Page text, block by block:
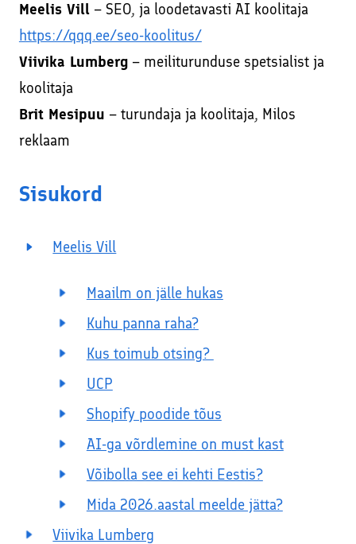
Meelis Vill– SEO, ja loodetavasti AI koolitaja
https://qqq.ee/seo-koolitus/
Viivika Lumberg– meiliturunduse spetsialist ja
koolitaja
Brit Mesipuu – turundaja ja koolitaja, Milos
reklaam
Sisukord
Meelis Vill
Maailm on jälle hukas
Kuhu panna raha?
Kus toimub otsing?
UCP
Shopify poodide tõus
AI-ga võrdlemine on must kast
Võibolla see ei kehti Eestis?
Mida 2026.aastal meelde jätta?
Viivika Lumberg